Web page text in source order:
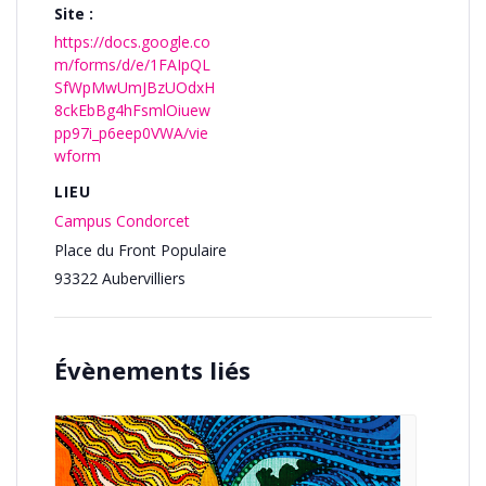
Site :
https://docs.google.co
m/forms/d/e/1FAIpQL
SfWpMwUmJBzUOdxH
8ckEbBg4hFsmlOiuew
pp97i_p6eep0VWA/vie
wform
LIEU
Campus Condorcet
Place du Front Populaire
93322 Aubervilliers
Évènements liés